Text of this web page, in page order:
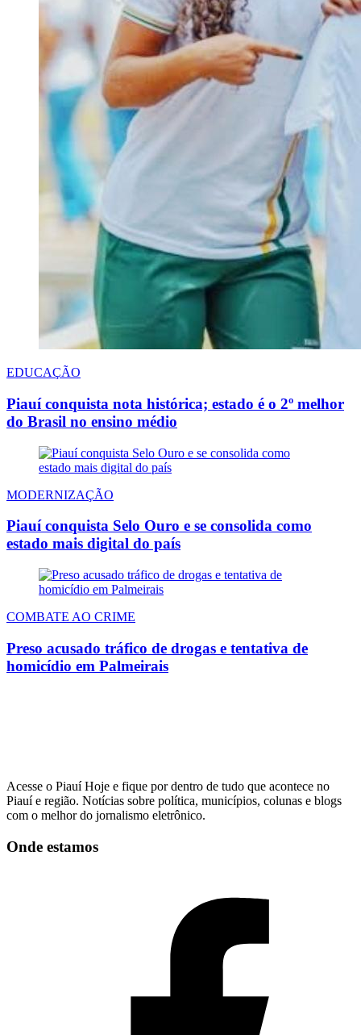
EDUCAÇÃO
Piauí conquista nota histórica; estado é o 2º melhor
do Brasil no ensino médio
MODERNIZAÇÃO
Piauí conquista Selo Ouro e se consolida como
estado mais digital do país
COMBATE AO CRIME
Preso acusado tráfico de drogas e tentativa de
homicídio em Palmeirais
Acesse o Piauí Hoje e fique por dentro de tudo que acontece no
Piauí e região. Notícias sobre política, municípios, colunas e blogs
com o melhor do jornalismo eletrônico.
Onde estamos